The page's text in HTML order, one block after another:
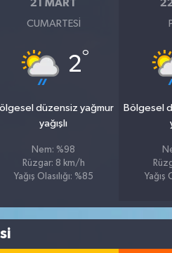
21 MART
CUMARTESI
2°
düzensiz yağmur
yağışlı
Nem: %98
Rüzgar: 8 km/h
Yağış Olasılığı: %85
Bölgesel
Yağış